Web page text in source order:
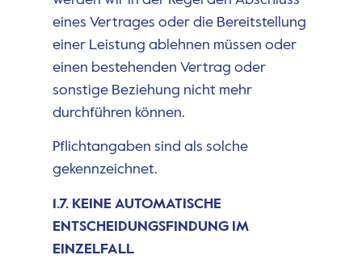
eines Vertrages oder die Bereitstellung
einer Leistung ablehnen müssen oder
einen bestehenden Vertrag oder
sonstige Beziehung nicht mehr
durchführen können.
Pflichtangaben sind als solche
gekennzeichnet.
1.7. KEINE AUTOMATISCHE
ENTSCHEIDUNGSFINDUNG IM
EINZELFALL